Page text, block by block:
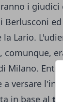
i giudici
Berlusconi
la Lario.
comunque,
Milano.
versare
in base al